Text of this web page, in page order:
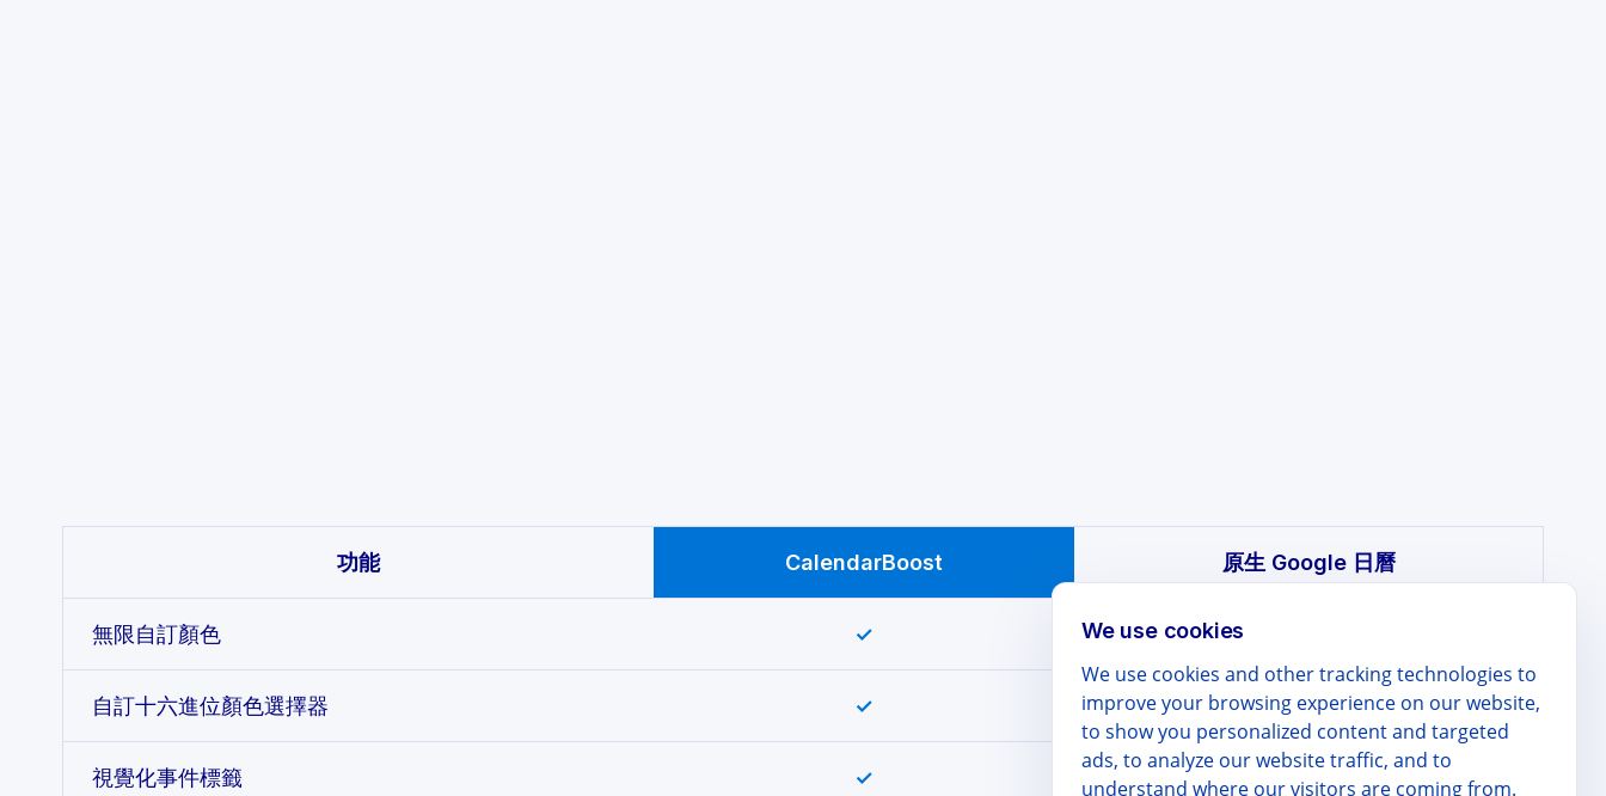
Feature comparison
功能 CalendarBoost 原生 Google 日曆
無限自訂顏色 ✓ ✗（僅 12 種預設）
自訂十六進位顏色選擇器 ✓ ✗
視覺化事件標籤 ✓ ✗
We use cookies
We use cookies and other tracking technologies to
improve your browsing experience on our website,
to show you personalized content and targeted
ads, to analyze our website traffic, and to
understand where our visitors are coming from.